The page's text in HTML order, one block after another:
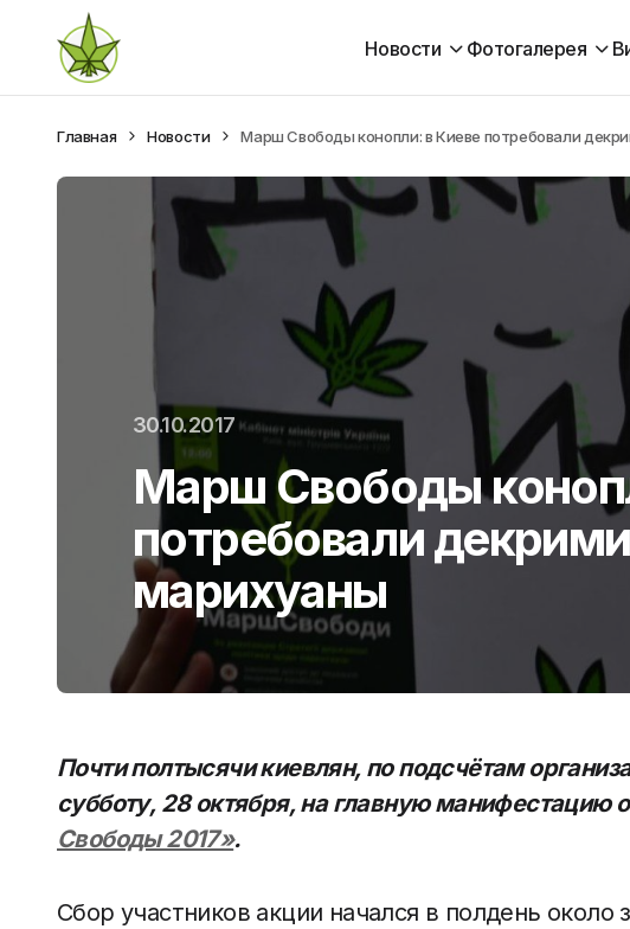
Новости Фотогалерея
Главная Новости Марш Свободы конопли: в Киеве потребовали
30.10.2017
Марш Свободы
потребовали
марихуаны
Почти полтысячи киевлян, по подсчётам
субботу, 28 октября, на главную манифестацию
Свободы 2017».
Сбор участников акции начался в полдень